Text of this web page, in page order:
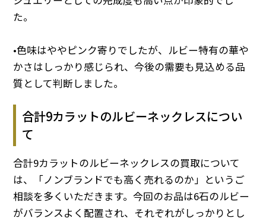
た。
•色味はややピンク寄りでしたが、ルビー特有の華や
かさはしっかり感じられ、今後の需要も見込める品
質として判断しました。
合計9カラットのルビーネックレスについ
て
合計9カラットのルビーネックレスの買取について
は、「ノンブランドでも高く売れるのか」というご
相談を多くいただきます。今回のお品は6石のルビー
がバランスよく配置され、それぞれがしっかりとし